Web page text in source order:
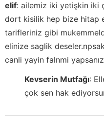
elif: ailemiz iki yetişkin iki
dort kisilik hep bize hitap
tarifleriniz gibi
elinize saglik
canli yayin falnmi
Kevserin Mutfağı:
çok sen hak